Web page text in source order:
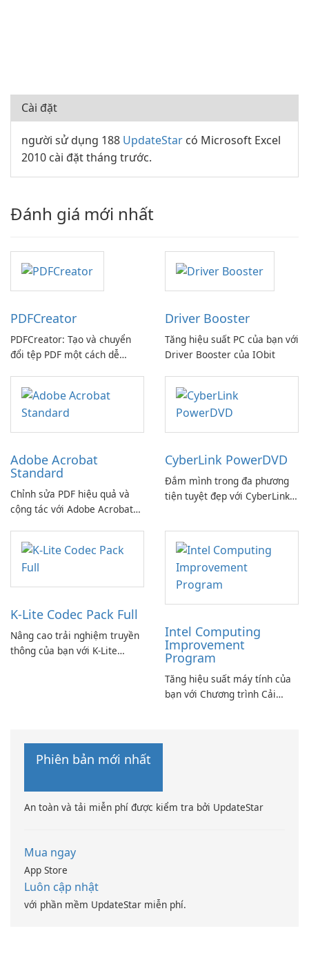
Cài đặt
người sử dụng 188 UpdateStar có Microsoft Excel
2010 cài đặt tháng trước.
Đánh giá mới nhất
PDFCreator
PDFCreator: Tạo và chuyển
đổi tệp PDF một cách dễ
Driver Booster
Tăng hiệu suất PC của bạn với
Driver Booster của IObit
Adobe Acrobat
Standard
Chỉnh sửa PDF hiệu quả và
cộng tác với Adobe Acrobat
CyberLink PowerDVD
Đắm mình trong đa phương
tiện tuyệt đẹp với CyberLink
K-Lite Codec Pack Full
Nâng cao trải nghiệm truyền
thông của bạn với K-Lite
Intel Computing
Improvement
Program
Tăng hiệu suất máy tính của
bạn với Chương trình Cải
Phiên bản mới nhất
An toàn và tải miễn phí được kiểm tra bởi UpdateStar
Mua ngay
App Store
Luôn cập nhật
với phần mềm UpdateStar miễn phí.